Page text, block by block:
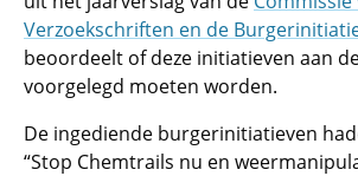
Verzoekschriften en de
beoordeelt of deze initiatieven aan
voorgelegd moeten worden.
De ingediende burgerinitiatieven
“Stop Chemtrails nu en